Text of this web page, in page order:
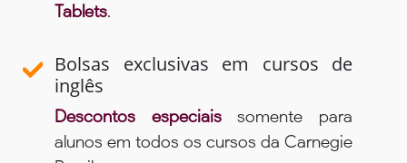
Tablets.
Bolsas exclusivas em cursos de
inglês
Descontos especiaissomente para
alunos em todos os cursos da Carnegie